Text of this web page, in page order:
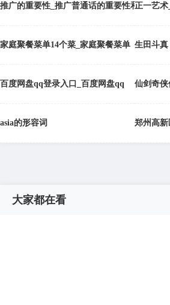
推广的重要性_推广普通话的重要性和必要性
正一艺
家庭聚餐菜单14个菜_家庭聚餐菜单 生田斗
百度网盘qq登录入口_百度网盘qq 仙剑奇侠
asia的形容词 郑州高
大家都在看